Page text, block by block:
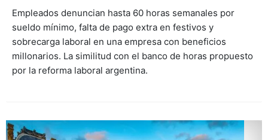
Empleados denuncian hasta 60 horas semanales por
sueldo mínimo, falta de pago extra en festivos y
sobrecarga laboral en una empresa con beneficios
millonarios. La similitud con el banco de horas propuesto
por la reforma laboral argentina.